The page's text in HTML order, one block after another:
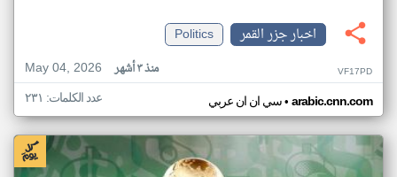
اخبار جزر القمر
Politics
May 04, 2026
منذ ٣ أشهر VF17PD
سي ان ان عربي• arabic.cnn.com عدد الكلمات: ٢٣١